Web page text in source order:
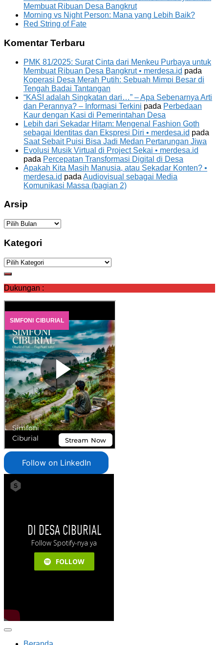
Membuat Ribuan Desa Bangkrut
Morning vs Night Person: Mana yang Lebih Baik?
Red String of Fate
Komentar Terbaru
PMK 81/2025: Surat Cinta dari Menkeu Purbaya untuk
Membuat Ribuan Desa Bangkrut • merdesa.id pada
Koperasi Desa Merah Putih: Sebuah Mimpi Besar di
Tengah Badai Tantangan
“KASI adalah Singkatan dari…” – Apa Sebenarnya Arti
dan Perannya? – Informasi Terkini pada Perbedaan
Kaur dengan Kasi di Pemerintahan Desa
Lebih dari Sekadar Hitam: Mengenal Fashion Goth
sebagai Identitas dan Ekspresi Diri • merdesa.id pada
Saat Sebait Puisi Bisa Jadi Medan Pertarungan Jiwa
Evolusi Musik Virtual di Project Sekai • merdesa.id
pada Percepatan Transformasi Digital di Desa
Apakah Kita Masih Manusia, atau Sekadar Konten? •
merdesa.id pada Audiovisual sebagai Media
Komunikasi Massa (bagian 2)
Arsip
Arsip
Kategori
Kategori
Dukungan :
Follow on LinkedIn